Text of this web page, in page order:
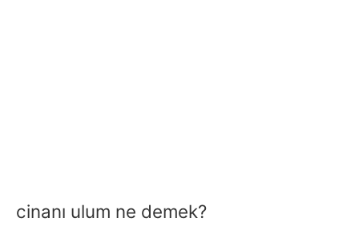
cinanı ulum ne demek?